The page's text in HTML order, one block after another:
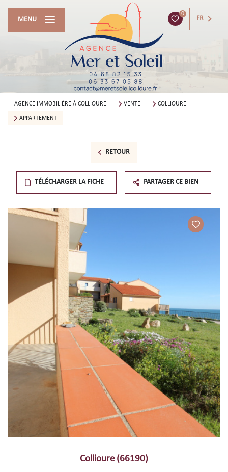
0
FR
MENU
AGENCE IMMOBILIÈRE À COLLIOURE VENTE COLLIOURE
APPARTEMENT
RETOUR
TÉLÉCHARGER LA FICHE PARTAGER CE BIEN
Collioure (66190)